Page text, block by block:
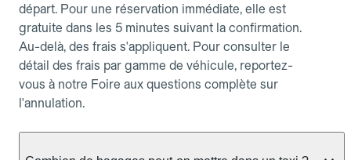
départ. Pour une réservation immédiate, elle est
gratuite dans les 5 minutes suivant la confirmation.
Au-delà, des frais s'appliquent. Pour consulter le
détail des frais par gamme de véhicule, reportez-
vous à notre Foire aux questions complète sur
l'annulation.